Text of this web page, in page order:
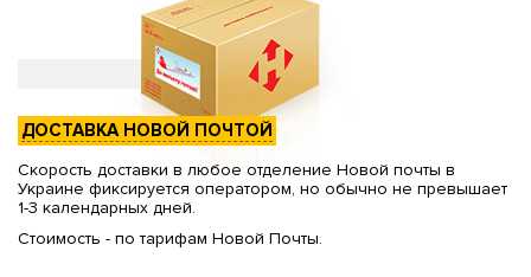
ДОСТАВКА НОВОЙ ПОЧТОЙ
Скорость доставки в любое отделение Новой почты в
Украине фиксируется оператором, но обычно не превышает
1-3 календарных дней.
Стоимость - по тарифам Новой Почты.